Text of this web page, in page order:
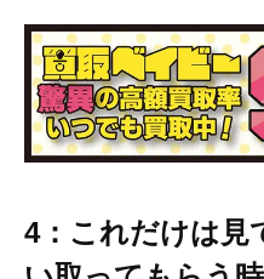
4：これだけは見